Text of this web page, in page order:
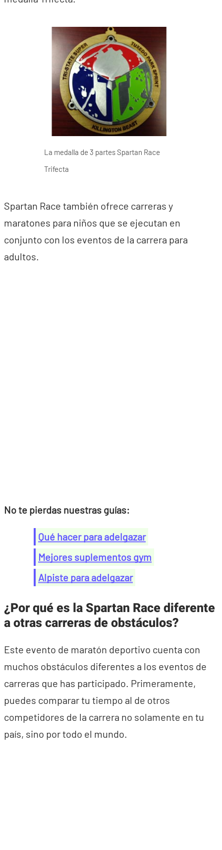
La medalla de 3 partes Spartan Race
Trifecta
Spartan Race también ofrece carreras y
maratones para niños que se ejecutan en
conjunto con los eventos de la carrera para
adultos.
No te pierdas nuestras guías:
Qué hacer para adelgazar
Mejores suplementos gym
Alpiste para adelgazar
¿Por qué es la Spartan Race diferente
a otras carreras de obstáculos?
Este evento de maratón deportivo cuenta con
muchos obstáculos diferentes a los eventos de
carreras que has participado. Primeramente,
puedes comparar tu tiempo al de otros
competidores de la carrera no solamente en tu
país, sino por todo el mundo.